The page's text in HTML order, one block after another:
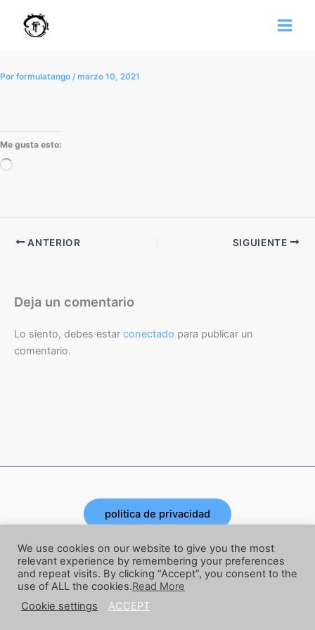
contenido
Por formulatango /marzo 10, 2021
Me gusta esto:
Cargando...
ANTERIOR SIGUIENTE
Deja un comentario
Lo siento, debes estar conectado para publicar un
comentario.
politica de privacidad
Copyright © 2026 | Powered by Joe Corbata
términos y condiciones
We use cookies on our website to give you the most
relevant experience by remembering your preferences
and repeat visits. By clicking “Accept”, you consent to the
use of ALL the cookies.Read More
Cookie settings
ACCEPT